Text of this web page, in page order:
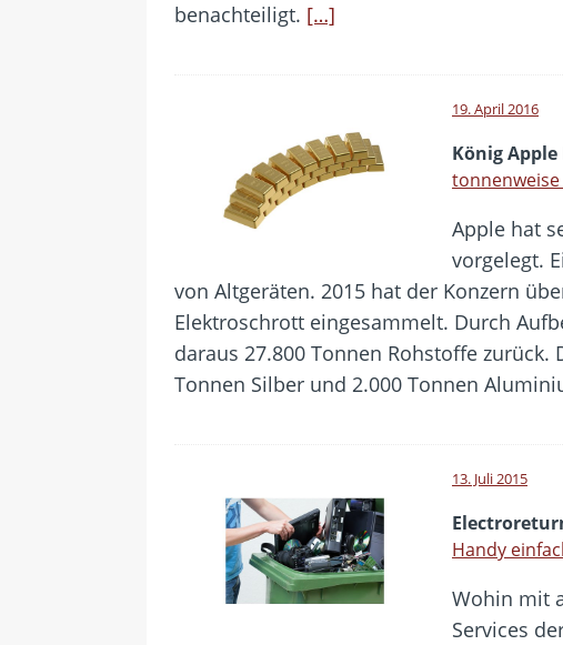
benachteiligt. […]
19. April 2016
König
Apple hat
vorgelegt.
von Altgeräten. 2015 hat der Konzern
Elektroschrott eingesammelt. Durch
daraus 27.800 Tonnen Rohstoffe zurück.
Tonnen Silber und 2.000 Tonnen
13. Juli 2015
Handy
Wohin mit
Services